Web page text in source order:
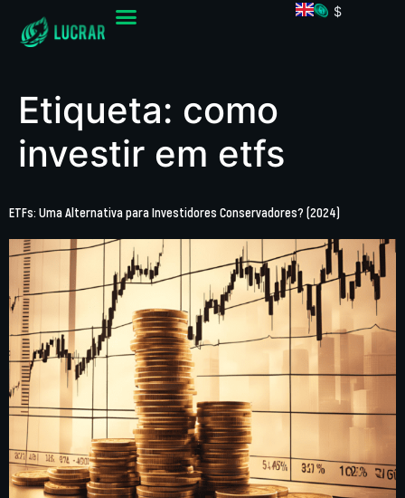
$
Etiqueta: como
investir em etfs
ETFs: Uma Alternativa para Investidores Conservadores? (2024)